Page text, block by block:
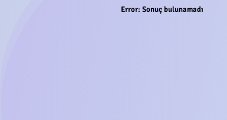
Error: Sonuç bulunamadı